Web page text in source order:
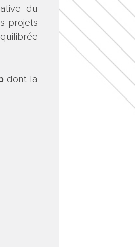
du
projets
dont la